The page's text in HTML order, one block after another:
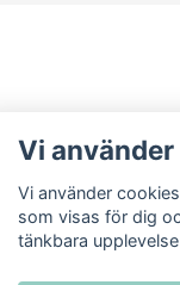
Vi
Vi använder
som visas för dig
tänkbara